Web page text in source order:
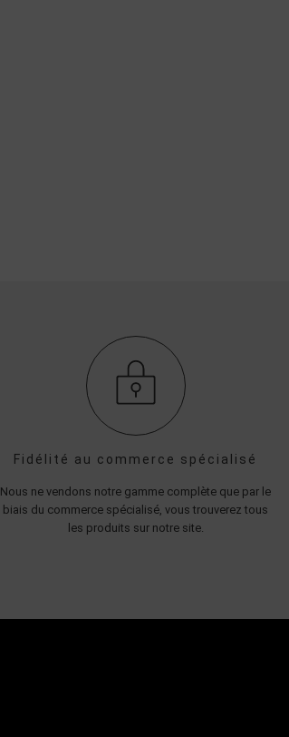
Fidélité au commerce spécialisé
Nous ne vendons notre gamme complète que par le
biais du commerce spécialisé, vous trouverez tous
les produits sur notre site.